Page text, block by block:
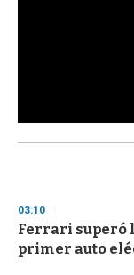
s
d
s
o
f
03:10
Ferrari superó
primer auto